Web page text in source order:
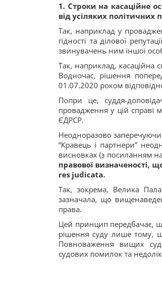
1. Строки на касаційне
від усіляких політичних
Так, наприклад у
гідності та ділової
звинувачень ним іншої
Так, наприклад, касаційна
Водночас, рішення
01.07.2020 роком
Попри це, суддя-
провадження у цій справі
ЄДРСР.
Неодноразово заперечуючи
“Кравець і партнери”
висновках (з посиланням
правової визначеності,
res judicata.
Так, зокрема, Велика
зазначала, що
права.
Цей принцип передбачає,
рішення суду лише тому,
Повноваження вищих
судових помилок та